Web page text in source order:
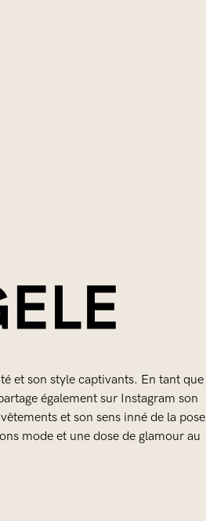
et son style captivants. En tant que
également sur Instagram son
et son sens inné de la pose
mode et une dose de glamour au